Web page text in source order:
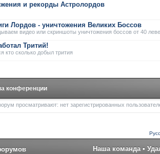
и рекорды Астролордов
Лордов - уничтожения Великих Боссов
видео или скриншоты уничтожения боссов от 40
Тритий!
кто сколько добыл трития
конференции
просматривают: нет зарегистрированных
Наша команда •